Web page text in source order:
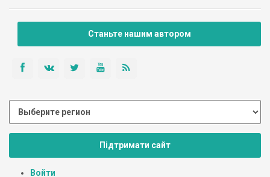
Станьте нашим автором
Підтримати сайт
Войти